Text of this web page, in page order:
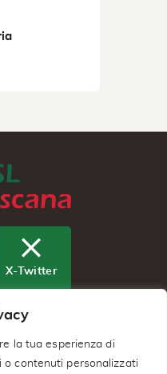
la tua esperienza di
o contenuti personalizzati
X-Twitter